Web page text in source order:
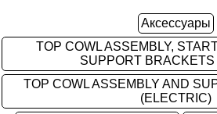
Аксессуары
TOP COWL ASSEMBLY,
SUPPORT
TOP COWL ASSEMBLY AND
(ELECTRIC)